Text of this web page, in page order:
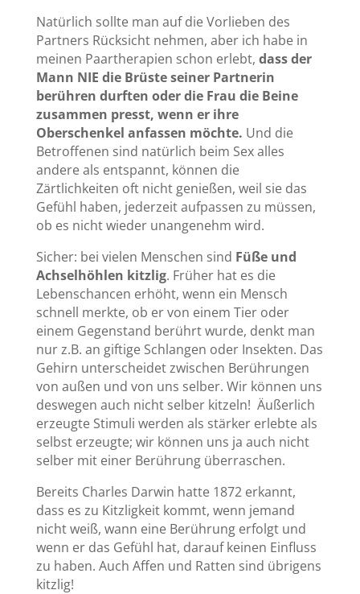
Natürlich sollte man auf die Vorlieben des
Partners Rücksicht nehmen, aber ich habe in
meinen Paartherapien schon erlebt, dass der
Mann NIE die Brüste seiner Partnerin
berühren durften oder die Frau die Beine
zusammen presst, wenn er ihre
Oberschenkel anfassen möchte. Und die
Betroffenen sind natürlich beim Sex alles
andere als entspannt, können die
Zärtlichkeiten oft nicht genießen, weil sie das
Gefühl haben, jederzeit aufpassen zu müssen,
ob es nicht wieder unangenehm wird.
Sicher: bei vielen Menschen sind Füße und
Achselhöhlen kitzlig. Früher hat es die
Lebenschancen erhöht, wenn ein Mensch
schnell merkte, ob er von einem Tier oder
einem Gegenstand berührt wurde, denkt man
nur z.B. an giftige Schlangen oder Insekten. Das
Gehirn unterscheidet zwischen Berührungen
von außen und von uns selber. Wir können uns
deswegen auch nicht selber kitzeln! Äußerlich
erzeugte Stimuli werden als stärker erlebte als
selbst erzeugte; wir können uns ja auch nicht
selber mit einer Berührung überraschen.
Bereits Charles Darwin hatte 1872 erkannt,
dass es zu Kitzligkeit kommt, wenn jemand
nicht weiß, wann eine Berührung erfolgt und
wenn er das Gefühl hat, darauf keinen Einfluss
zu haben. Auch Affen und Ratten sind übrigens
kitzlig!